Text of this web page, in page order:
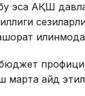
эса АҚШ
марта қайд